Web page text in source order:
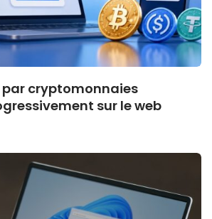
par cryptomonnaies
sur le web